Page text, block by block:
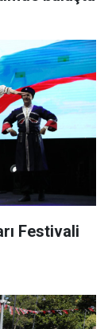
Festivali